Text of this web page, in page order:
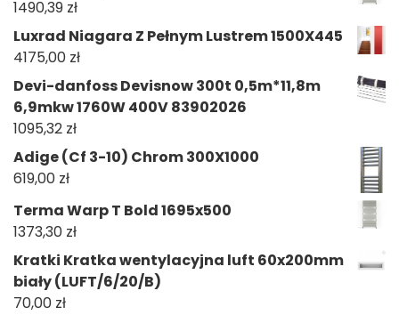
1490,39 zł
Luxrad Niagara Z Pełnym Lustrem 1500X445
4175,00 zł
Devi-danfoss Devisnow 300t 0,5m*11,8m
6,9mkw 1760W 400V 83902026
1095,32 zł
Adige (Cf 3-10) Chrom 300X1000
619,00 zł
Terma Warp T Bold 1695x500
1373,30 zł
Kratki Kratka wentylacyjna luft 60x200mm
biały (LUFT/6/20/B)
70,00 zł